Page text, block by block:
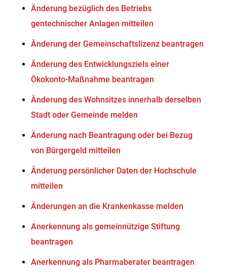
Änderung bezüglich des Betriebs
gentechnischer Anlagen mitteilen
Änderung der Gemeinschaftslizenz beantragen
Änderung des Entwicklungsziels einer
Ökokonto-Maßnahme beantragen
Änderung des Wohnsitzes innerhalb derselben
Stadt oder Gemeinde melden
Änderung nach Beantragung oder bei Bezug
von Bürgergeld mitteilen
Änderung persönlicher Daten der Hochschule
mitteilen
Änderungen an die Krankenkasse melden
Anerkennung als gemeinnützige Stiftung
beantragen
Anerkennung als Pharmaberater beantragen